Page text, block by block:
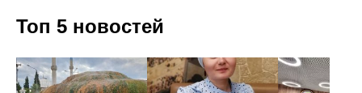
Топ 5 новостей